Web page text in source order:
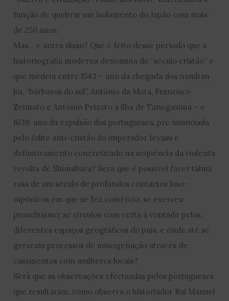
função de quebrar um isolamento do Japão com mais
de 250 anos.
Mas… e antes disso? Que é feito desse período que a
historiografia moderna denomina de “século cristão” e
que medeia entre 1543 – ano da chegada dos namban
jin, “bárbaros do sul”, António da Mota, Francisco
Zeimoto e António Peixoto à ilha de Tanegaxima – e
1639, ano da expulsão dos portugueses, pré anunciada
pelo édito anti-cristão do imperador Ieyasu e
definitivamento concretizado na sequência da violenta
revolta de Shimabara? Será que é possível fazer tábua
rasa de um século de profundos contactos luso-
nipónicos em que se fez comércio; se exerceu
proselitismo; se circulou com certa à vontade pelos
diferentes espaços geográficos do país, e onde até se
geraram processos de miscigenação através de
casamentos com mulheres locais?
Será que as observações efectuadas pelos portugueses
que resultaram, como observa o historiador Rui Manuel